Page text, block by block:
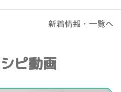
新着情報・一覧へ
ピ動画